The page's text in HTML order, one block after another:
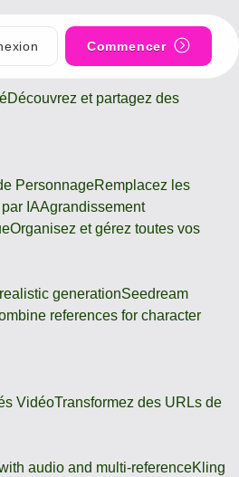
Découvrez et partagez des
PersonnageRemplacez les
IAAgrandissement
Organisez et gérez toutes vos
generationSeedream
references for character
VidéoTransformez des URLs de
audio and multi-referenceKling
Commencer